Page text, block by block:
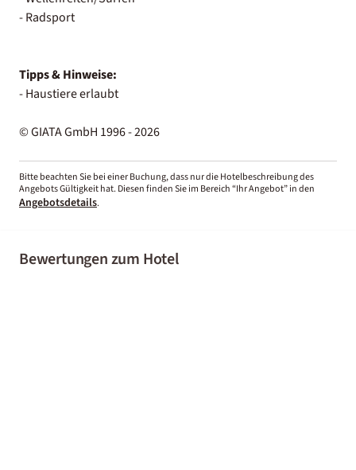
- Radsport
Tipps & Hinweise:
- Haustiere erlaubt
© GIATA GmbH 1996 - 2026
Bitte beachten Sie bei einer Buchung, dass nur die Hotelbeschreibung des
Angebots Gültigkeit hat. Diesen finden Sie im Bereich “Ihr Angebot” in den
Angebotsdetails.
Bewertungen zum Hotel